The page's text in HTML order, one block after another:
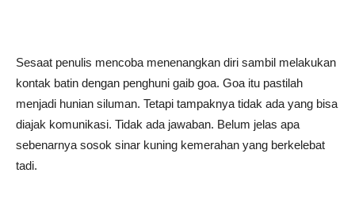
Sesaat penulis mencoba menenangkan diri sambil melakukan
kontak batin dengan penghuni gaib goa. Goa itu pastilah
menjadi hunian siluman. Tetapi tampaknya tidak ada yang bisa
diajak komunikasi. Tidak ada jawaban. Belum jelas apa
sebenarnya sosok sinar kuning kemerahan yang berkelebat
tadi.